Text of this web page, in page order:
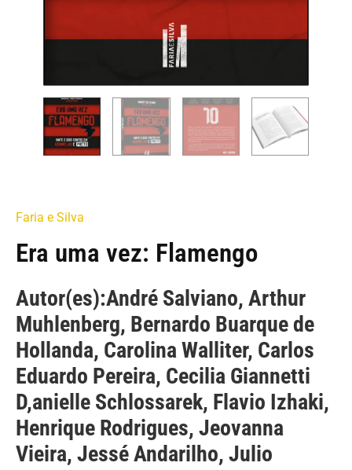
Faria e Silva
Era uma vez: Flamengo
Autor(es):André Salviano, Arthur
Muhlenberg, Bernardo Buarque de
Hollanda, Carolina Walliter, Carlos
Eduardo Pereira, Cecilia Giannetti
D,anielle Schlossarek, Flavio Izhaki,
Henrique Rodrigues, Jeovanna
Vieira, Jessé Andarilho, Julio